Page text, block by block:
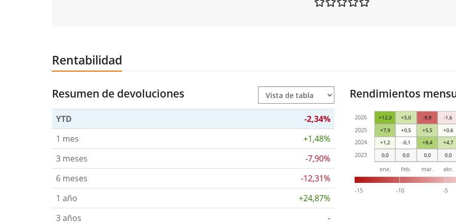
Rentabilidad
Resumen de devoluciones
YTD
-2,34%
1 mes
+1,48%
3 meses
-7,90%
6 meses
-12,31%
1 año
+24,87%
3 años
-
Rendimientos
0,0 0,0 0,0 0,0
+1,2 -0,1 +8,4 +4,7
+7,9 +0,5 +5,5 +0,6
+12,3 +5,0 -9,9 -1,6
-15 -10 -5
ene. feb. mar. abr.
2023
2024
2025
2026